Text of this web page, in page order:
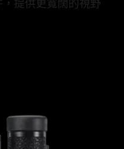
提供更寬闊的視野